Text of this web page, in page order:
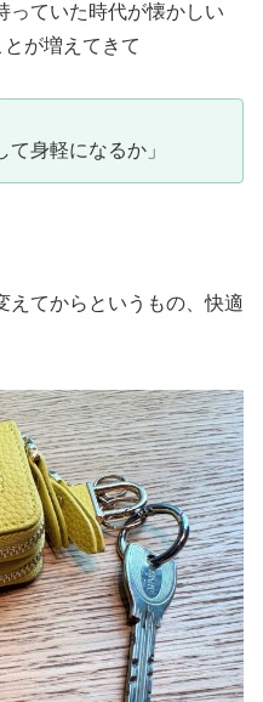
っていた時代が懐かしい
が増えてきて
て身軽になるか」
えてからというもの、快適